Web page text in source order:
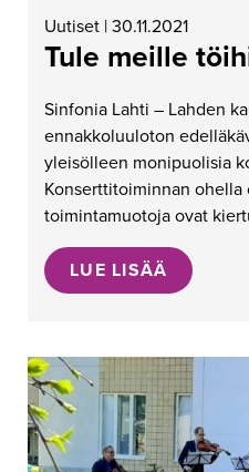
Uutiset | 30.11.2021
Tule meille
Sinfonia Lahti – Lahden
ennakkoluuloton
yleisölleen monipuolisia
Konserttitoiminnan
toimintamuotoja ovat
LUE LISÄÄ